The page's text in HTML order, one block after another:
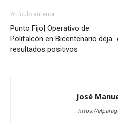
Artículo anterior
Punto Fijo| Operativo de
Polifalcón en Bicentenario deja
resultados positivos
José
https://